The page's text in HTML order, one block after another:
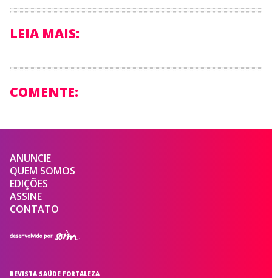
LEIA MAIS:
COMENTE:
ANUNCIE
QUEM SOMOS
EDIÇÕES
ASSINE
CONTATO
REVISTA SAÚDE FORTALEZA